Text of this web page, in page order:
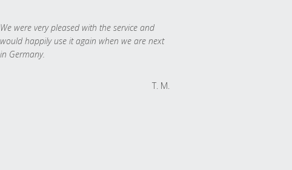
We were very pleased with the service and
would happily use it again when we are next
in Germany.
T. M.